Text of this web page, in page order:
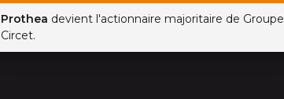
Prothea devient l'actionnaire majoritaire de Groupe
Circet.